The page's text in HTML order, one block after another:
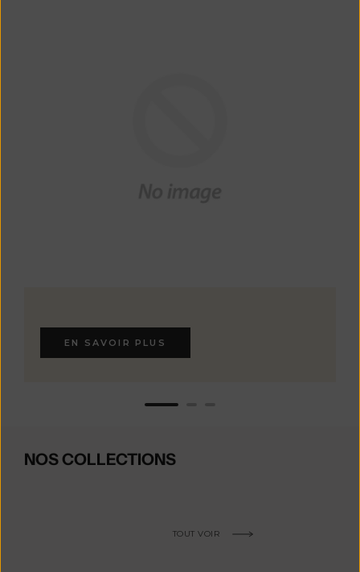
EN SAVOIR PLUS
NOS COLLECTIONS
TOUT VOIR